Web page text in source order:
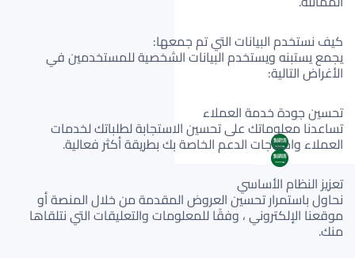
AR
كيف نستخدم البيانات التي تم جمعها:
يجمع يستبنه ويستخدم البيانات الشخصية للمستخدمين في
الأغراض التالية:
تحسين جودة خدمة العملاء
تساعدنا معلوماتك على تحسين الاستجابة لطلباتك لخدمات
العملاء واحتياجات الدعم الخاصة بك بطريقة أكثر فعالية.
تعزيز النظام الأساسي
نحاول باستمرار تحسين العروض المقدمة من خلال المنصة أو
موقعنا الإلكتروني ، وفقًا للمعلومات والتعليقات التي نتلقاها
منك.